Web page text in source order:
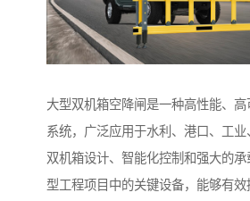
大型双机箱空降闸是一种高性能、高
系统，广泛应用于水利、港口、工
双机箱设计、智能化控制和强大的
型工程项目中的关键设备，能够有